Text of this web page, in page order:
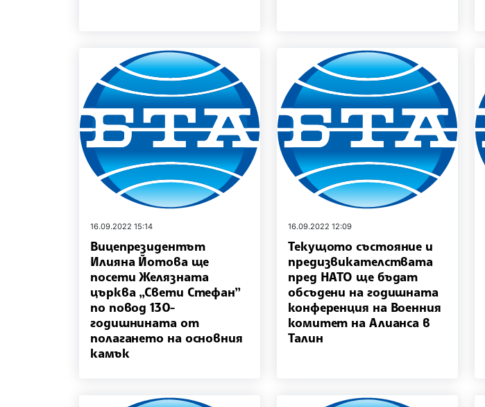
16.09.2022 15:14
Вицепрезидентът
Илияна Йотова ще
посети Желязната
църква „Свети Стефан”
по повод 130-
годишнината от
полагането на основния
камък
16.09.2022 12:09
Текущото състояние и
предизвикателствата
пред НАТО ще бъдат
обсъдени на годишната
конференция на Военния
комитет на Алианса в
Талин